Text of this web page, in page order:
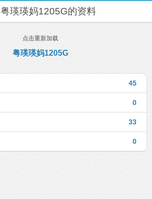
粤瑛瑛妈1205G的资料
点击重新加载
粤瑛瑛妈1205G
45
0
33
0